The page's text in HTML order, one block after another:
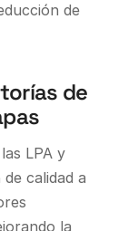
de
de
LPA y
calidad a
la